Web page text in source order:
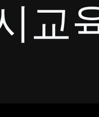
교